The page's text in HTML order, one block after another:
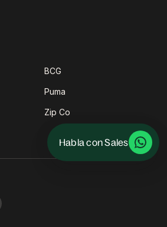
Habla con Sales
BCG
Puma
Zip Co